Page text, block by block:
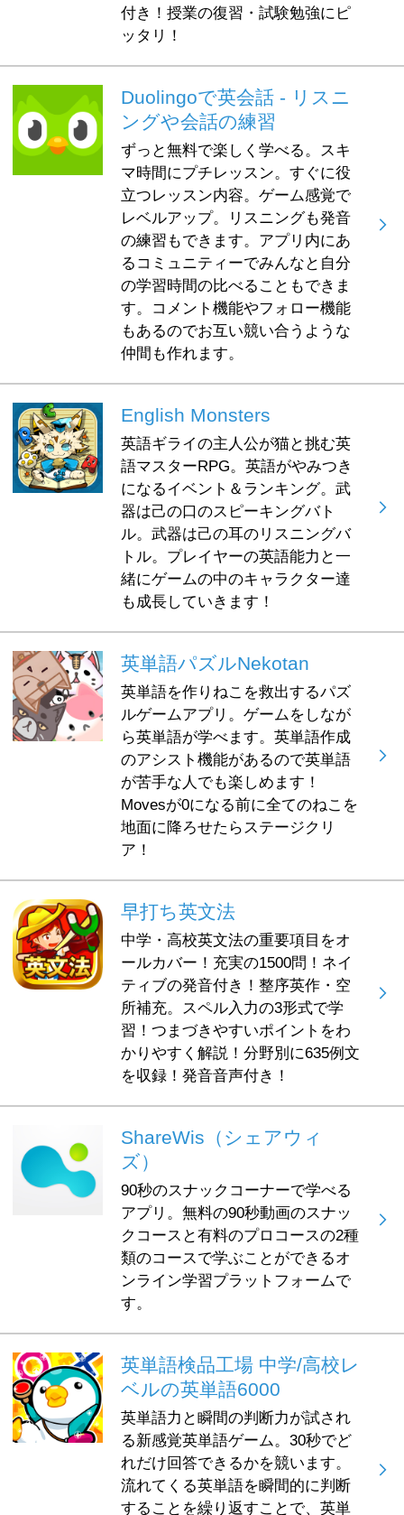
付き！授業の復習・試験勉強にピ
ッタリ！
Duolingoで英会話 - リスニ
ングや会話の練習
ずっと無料で楽しく学べる。スキ
マ時間にプチレッスン。すぐに役
立つレッスン内容。ゲーム感覚で
レベルアップ。リスニングも発音
の練習もできます。アプリ内にあ
るコミュニティーでみんなと自分
の学習時間の比べることもできま
す。コメント機能やフォロー機能
もあるのでお互い競い合うような
仲間も作れます。
English Monsters
英語ギライの主人公が猫と挑む英
語マスターRPG。英語がやみつき
になるイベント＆ランキング。武
器は己の口のスピーキングバト
ル。武器は己の耳のリスニングバ
トル。プレイヤーの英語能力と一
緒にゲームの中のキャラクター達
も成長していきます！
英単語パズルNekotan
英単語を作りねこを救出するパズ
ルゲームアプリ。ゲームをしなが
ら英単語が学べます。英単語作成
のアシスト機能があるので英単語
が苦手な人でも楽しめます！
Movesが0になる前に全てのねこを
地面に降ろせたらステージクリ
ア！
早打ち英文法
中学・高校英文法の重要項目をオ
ールカバー！充実の1500問！ネイ
ティブの発音付き！整序英作・空
所補充。スペル入力の3形式で学
習！つまづきやすいポイントをわ
かりやすく解説！分野別に635例文
を収録！発音音声付き！
ShareWis（シェアウィ
ズ）
90秒のスナックコーナーで学べる
アプリ。無料の90秒動画のスナッ
クコースと有料のプロコースの2種
類のコースで学ぶことができるオ
ンライン学習プラットフォームで
す。
英単語検品工場 中学/高校レ
ベルの英単語6000
英単語力と瞬間の判断力が試され
る新感覚英単語ゲーム。30秒でど
れだけ回答できるかを競います。
流れてくる英単語を瞬間的に判断
することを繰り返すことで、英単